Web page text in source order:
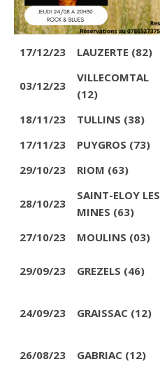
17/12/23 LAUZERTE (82)
03/12/23
VILLECOMTAL
(12)
18/11/23
TULLINS (38)
17/11/23
PUYGROS (73)
29/10/23
RIOM (63)
28/10/23
SAINT-ELOY LES
MINES (63)
27/10/23 MOULINS (03)
29/09/23 GREZELS (46)
24/09/23 GRAISSAC (12)
26/08/23 GABRIAC (12)